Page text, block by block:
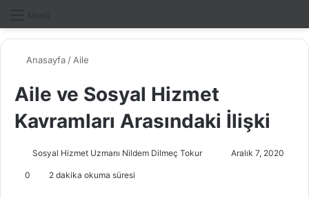
Anasayfa / Aile
Aile ve Sosyal Hizmet
Kavramları Arasındaki İlişki
Sosyal Hizmet Uzmanı Nildem Dilmeç Tokur Aralık 7, 2020
0 2 dakika okuma süresi